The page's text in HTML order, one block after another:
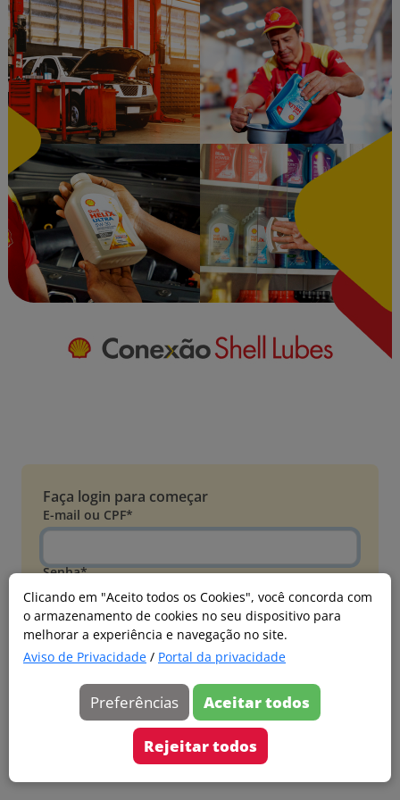
Clicando em "Aceito todos os Cookies", você concorda com
o armazenamento de cookies no seu dispositivo para
melhorar a experiência e navegação no site.
Aviso de Privacidade / Portal da privacidade
Preferências Aceitar todos
Rejeitar todos
Faça login para começar
E-mail ou CPF*
Senha*
Esqueci minha senha
Entrar
Acessar com Microsoft
Ainda não faz parte?
Cadastre-se
Versão 20260805.7